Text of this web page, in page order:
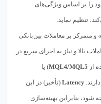
را بر اساس ویژگی‌های
تنظیم نماید.
۲۴ ساعته و متمرکز بر معاملات بین‌بانکی
بالا و نیاز به اجرای سریع در
از MQL4/MQL5) یا
Latency (تأخیر) در این
شود، بنابراین بهینه‌سازی